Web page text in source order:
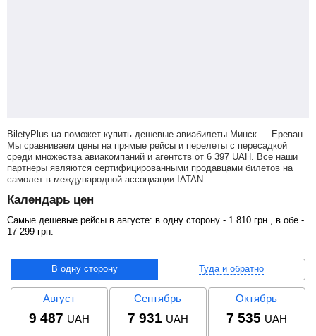
BiletyPlus.ua поможет купить дешевые авиабилеты Минск — Ереван.
Мы сравниваем цены на прямые рейсы и перелеты с пересадкой
среди множества авиакомпаний и агентств от 6 397 UAH . Все наши
партнеры являются сертифицированными продавцами билетов на
самолет в международной ассоциации IATAN.
Календарь цен
Самые дешевые рейсы в августе: в одну сторону - 1 810 грн ., в обе -
17 299 грн
В одну сторону Туда и обратно
Август
9 487 UAH
Сентябрь
7 931 UAH
Октябрь
7 535 UAH